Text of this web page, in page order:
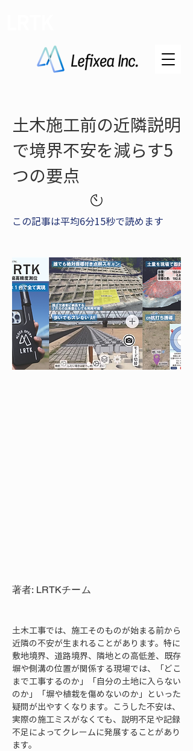
土木施工前の近隣説明
で境界不安を減らす5
つの要点
この記事は平均6分15秒で読めます
著者: LRTKチーム
土木工事では、施工そのものが始まる前から
近隣の不安が生まれることがあります。特に
敷地境界、道路境界、隣地との高低差、既存
塀や側溝の位置が関係する現場では、「どこ
まで工事するのか」「自分の土地に入らない
のか」「塀や植栽を傷めないのか」といった
疑問が出やすくなります。こうした不安は、
実際の施工ミスがなくても、説明不足や記録
不足によってクレームに発展することがあり
ます。